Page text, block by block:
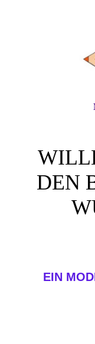
DEN
EIN